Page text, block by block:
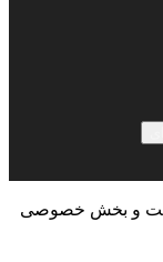
و بخش خصوصی